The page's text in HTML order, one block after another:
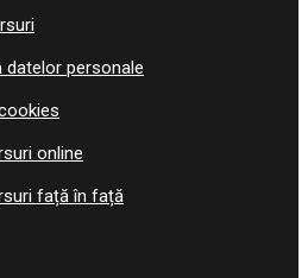
personale
online
față în față